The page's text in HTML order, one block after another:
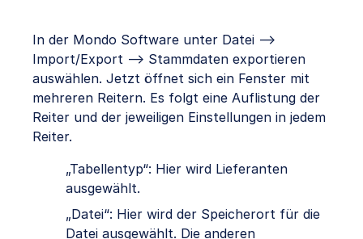
In der Mondo Software unter Datei –>
Import/Export –> Stammdaten exportieren
auswählen. Jetzt öffnet sich ein Fenster mit
mehreren Reitern. Es folgt eine Auflistung der
Reiter und der jeweiligen Einstellungen in jedem
Reiter.
„Tabellentyp“: Hier wird Lieferanten
ausgewählt.
„Datei“: Hier wird der Speicherort für die
Datei ausgewählt. Die anderen